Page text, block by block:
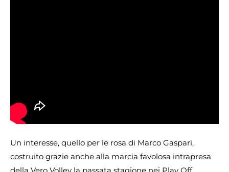
Un interesse, quello per le rosa di Marco Gaspari,
costruito grazie anche alla marcia favolosa intrapresa
della Vero Volley la passata stagione nei Play Off